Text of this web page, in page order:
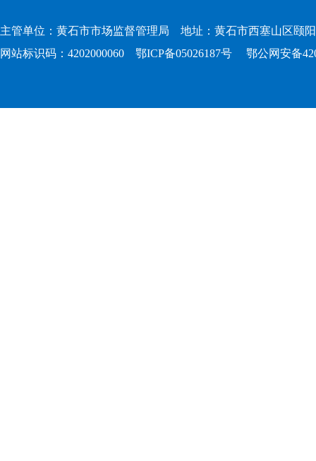
主管单位：黄石市市场监督管理局 地址：黄石市西塞山区颐
网站标识码：4202000060 鄂ICP备05026187号 鄂公网安备